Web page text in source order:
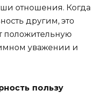
отношения. Когда
другим, это
положительную
уважении и
пользу